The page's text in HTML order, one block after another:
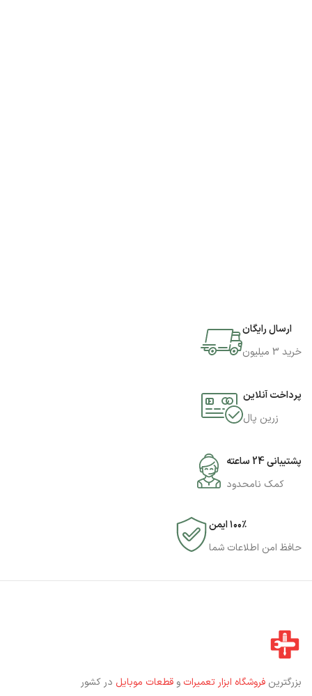
ارسال رایگان
خرید 3 میلیون
پرداخت آنلاین
زرین پال
پشتیبانی 24 ساعته
کمک نامحدود
۱۰۰٪ ایمن
حافظ امن اطلاعات شما
بزرگترین فروشگاه ابزار تعمیرات و قطعات موبایل در کشور